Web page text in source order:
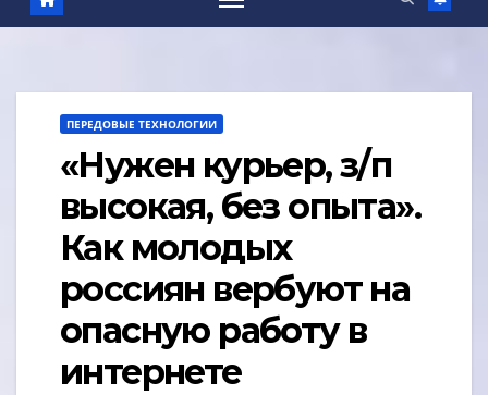
ПЕРЕДОВЫЕ ТЕХНОЛОГИИ
«Нужен курьер, з/п
высокая, без опыта».
Как молодых
россиян вербуют на
опасную работу в
интернете